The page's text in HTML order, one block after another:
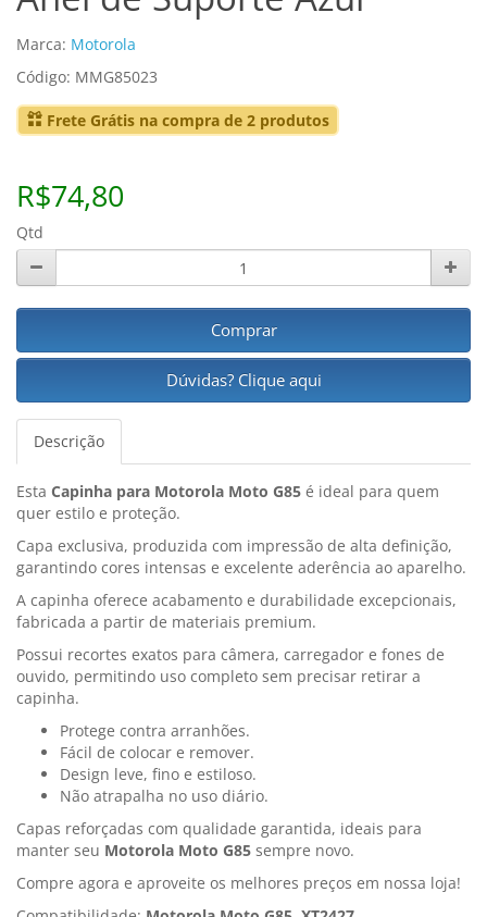
Marca: Motorola
Código: MMG85023
Frete Grátis na compra de 2 produtos
R$74,80
Qtd
Comprar
Dúvidas? Clique aqui
Descrição
Esta Capinha para Motorola Moto G85 é ideal para quem
quer estilo e proteção.
Capa exclusiva, produzida com impressão de alta definição,
garantindo cores intensas e excelente aderência ao aparelho.
A capinha oferece acabamento e durabilidade excepcionais,
fabricada a partir de materiais premium.
Possui recortes exatos para câmera, carregador e fones de
ouvido, permitindo uso completo sem precisar retirar a
capinha.
Protege contra arranhões.
Fácil de colocar e remover.
Design leve, fino e estiloso.
Não atrapalha no uso diário.
Capas reforçadas com qualidade garantida, ideais para
manter seu Motorola Moto G85 sempre novo.
Compre agora e aproveite os melhores preços em nossa loja!